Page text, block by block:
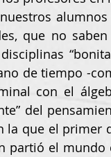
alumnos
que no
de tiempo -
con el
del
la que el primer
partió el mundo